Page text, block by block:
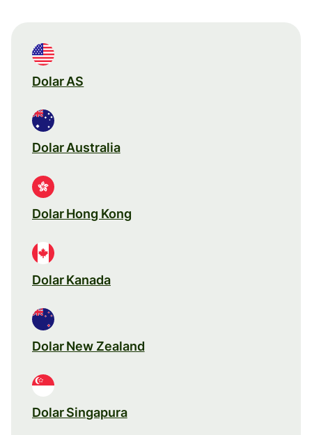
Dolar AS
Dolar Australia
Dolar Hong Kong
Dolar Kanada
Dolar New Zealand
Dolar Singapura